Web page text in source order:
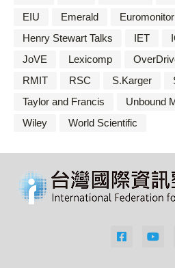
EIU
Emerald Euromonitor
Henry Stewart Talks
IET
JoVE
Lexicomp
RMIT
RSC S.Karger
Taylor and Francis
Unbound
Wiley
World Scientific